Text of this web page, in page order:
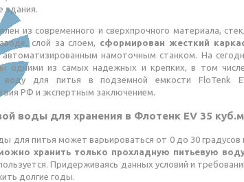
здания.
из современного и сверхпрочного материала,
слой за слоем, сформирован жесткий
автоматизированным намоточным станком. На
одними из самых надежных и крепких, в том
воду для питья в подземной емкости FloTenk
РФ и экспертным заключением.
воды для хранения в Флотенк EV 35
для питья может варьироваться от 0 до 30 градусов
хранить только прохладную питьевую
Придерживаясь данных условий и
долгие годы.